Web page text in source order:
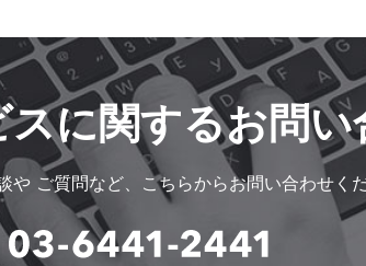
スに関するお問い
やご質問など、こちらからお問い合わせく